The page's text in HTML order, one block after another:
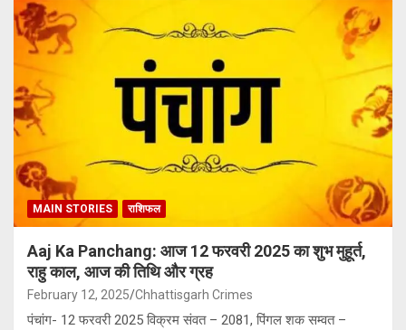
MAIN STORIES राशिफल
Aaj Ka Panchang: आज 12 फरवरी 2025 का शुभ मुहूर्त,
राहु काल, आज की तिथि और ग्रह
February 12, 2025 Chhattisgarh Crimes
पंचांग- 12 फरवरी 2025 विक्रम संवत – 2081, पिंगल शक सम्वत –